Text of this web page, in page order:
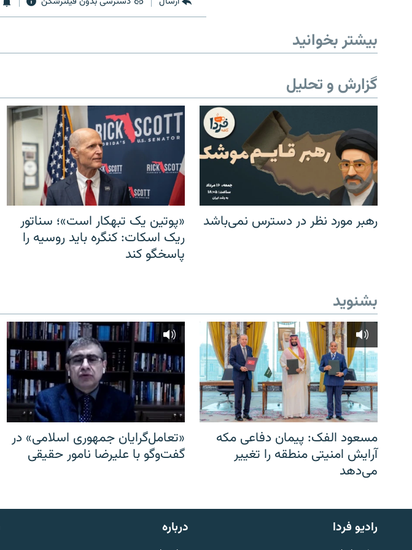
English
بیشتر بخوانید
گزارش و تحلیل
رهبر مورد نظر در دسترس نمی‌باشد
«پوتین یک تبهکار است»؛ سناتور
ریک اسکات: کنگره باید روسیه را
پاسخگو کند
بشنوید
مسعود الفک: پیمان دفاعی مکه
آرایش امنیتی منطقه را تغییر
می‌دهد
«تعامل‌گرایان جمهوری اسلامی» در
گفت‌وگو با علیرضا نامور حقیقی
رادیو فردا درباره